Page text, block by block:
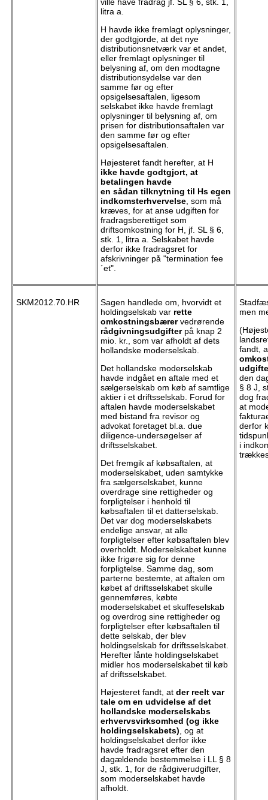
litra a.
H havde ikke fremlagt oplysninger,
der godtgjorde, at det nye
distributionsnetværk var et andet,
eller fremlagt oplysninger til
belysning af, om den modtagne
distributionsydelse var den
samme før og efter
opsigelsesaftalen, ligesom
selskabet ikke havde fremlagt
oplysninger til belysning af, om
prisen for distributionsaftalen var
den samme før og efter
opsigelsesaftalen.
Højesteret fandt herefter, at H
ikke havde godtgjort, at
betalingen havde
en sådan tilknytning til Hs egen
indkomsterhvervelse, som må
kræves, for at anse udgiften for
fradragsberettiget som
driftsomkostning for H, jf. SL § 6,
stk. 1, litra a. Selskabet havde
derfor ikke fradragsret for
afskrivninger på "termination fee
´et".
SKM2012.70.HR
Sagen handlede om, hvorvidt et
holdingselskab var rette
omkostningsbærervedrørende
rådgivningsudgifterpå knap 2
mio. kr., som var afholdt af dets
hollandske moderselskab.
Det hollandske moderselskab
havde indgået en aftale med et
sælgerselskab om køb af samtlige
aktier i et driftsselskab. Forud for
aftalen havde moderselskabet
med bistand fra revisor og
advokat foretaget bl.a. due
diligence-undersøgelser af
driftsselskabet.
Det fremgik af købsaftalen, at
moderselskabet, uden samtykke
fra sælgerselskabet, kunne
overdrage sine rettigheder og
forpligtelser i henhold til
købsaftalen til et datterselskab.
Det var dog moderselskabets
endelige ansvar, at alle
forpligtelser efter købsaftalen blev
overholdt. Moderselskabet kunne
ikke frigøre sig for denne
forpligtelse. Samme dag, som
parterne bestemte, at aftalen om
købet af driftsselskabet skulle
gennemføres, købte
moderselskabet et skuffeselskab
og overdrog sine rettigheder og
forpligtelser efter købsaftalen til
dette selskab, der blev
holdingselskab for driftsselskabet.
Herefter lånte holdingselskabet
midler hos moderselskabet til køb
af driftsselskabet.
Højesteret fandt, at der reelt var
tale om en udvidelse af det
hollandske moderselskabs
erhvervsvirksomhed (og ikke
holdingselskabets) , og at
holdingselskabet derfor ikke
havde fradragsret efter den
dagældende bestemmelse i LL § 8
J, stk. 1, for de rådgiverudgifter,
som moderselskabet havde
afholdt.
men
fandt,
den
§ 8 J,
dog
at
derfor
i